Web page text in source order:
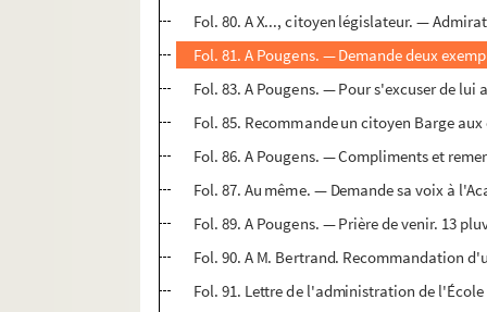
Fol. 80. A X..., citoyen législateur. —
Fol. 81. A Pougens. — Demande deux
Fol. 83. A Pougens. — Pour s'excuser de
Fol. 85. Recommande un citoyen Barge
Fol. 86. A Pougens. — Compliments et
Fol. 87. Au même. — Demande sa voix à
Fol. 89. A Pougens. — Prière de venir. 13
Fol. 90. A M. Bertrand. Recommandation
Fol. 91. Lettre de l'administration de